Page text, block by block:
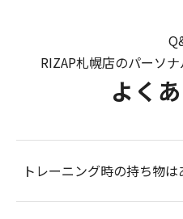
RIZAP札幌店のパーソ
よく
トレーニング時の持ち物は